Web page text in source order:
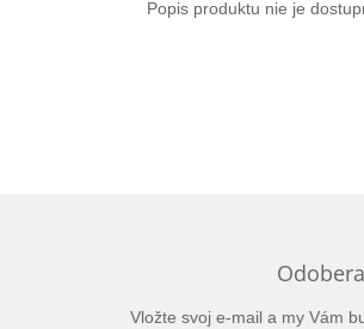
Popis produktu nie je
Vložte svoj e-mail a my Vám